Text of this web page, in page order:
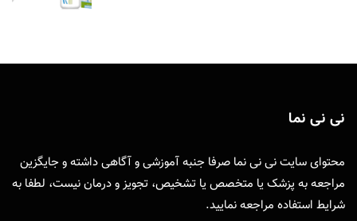
نی نی نما
محتوای سایت نی نی نما صرفا جنبه آموزشی و آگاهی داشته و جایگزین
مراجعه به پزشک یا متخصص یا تشخیص، تجویز و درمان نیست، لطفا به
شرایط استفاده مراجعه نمایید.